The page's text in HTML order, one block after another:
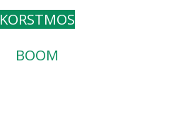
KORSTMOS
BOOM